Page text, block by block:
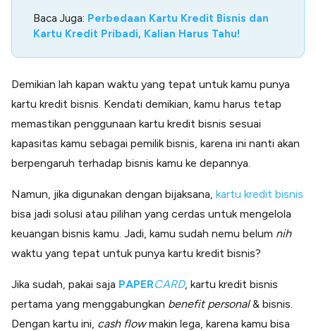
Baca Juga: Perbedaan Kartu Kredit Bisnis dan
Kartu Kredit Pribadi, Kalian Harus Tahu!
Demikian lah kapan waktu yang tepat untuk kamu punya
kartu kredit bisnis. Kendati demikian, kamu harus tetap
memastikan penggunaan kartu kredit bisnis sesuai
kapasitas kamu sebagai pemilik bisnis, karena ini nanti akan
berpengaruh terhadap bisnis kamu ke depannya.
Namun, jika digunakan dengan bijaksana, kartu kredit bisnis
bisa jadi solusi atau pilihan yang cerdas untuk mengelola
keuangan bisnis kamu. Jadi, kamu sudah nemu belum nih
waktu yang tepat untuk punya kartu kredit bisnis?
Jika sudah, pakai saja PAPERCARD, kartu kredit bisnis
pertama yang menggabungkan benefit personal& bisnis.
Dengan kartu ini, cash flowmakin lega, karena kamu bisa